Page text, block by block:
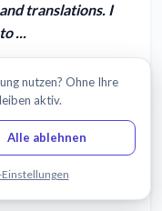
translations. I
...
Chatten Sie mit uns
nutzen? Ohne Ihre
aktiv.
Alle ablehnen